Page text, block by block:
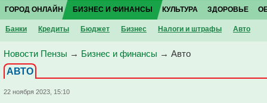
ГОРОД ОНЛАЙН БИЗНЕС И ФИНАНСЫ
Банки Кредиты Бюджет Бизнес Налоги и штрафы Авто
КУЛЬТУРА ЗДОРОВЬЕ
Новости Пензы → Бизнес и финансы → Авто
АВТО
22 ноября 2023, 15:10